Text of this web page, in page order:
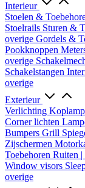
Interieur
Stoelen &
Stoelrails Sturen &
overige Gordels &
Pookknoppen
overige
Schakelstangen
overige
Exterieur
Verlichting
Corner lichten
Bumpers Grill
Zijschermen
Toebehoren Ruiten |
Window visors
overige